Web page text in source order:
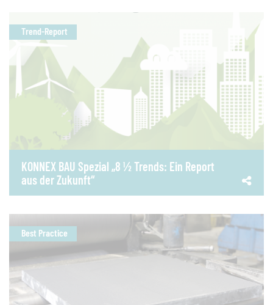
Trend-Report
KONNEX BAU Spezial „8 ½ Trends: Ein Report
aus der Zukunft“
Best Practice